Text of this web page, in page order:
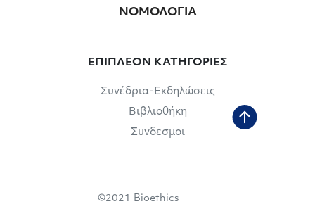
ΝΟΜΟΛΟΓΙΑ
ΕΠΙΠΛΕΟΝ ΚΑΤΗΓΟΡΙΕΣ
Συνέδρια-Εκδηλώσεις
Βιβλιοθήκη
Συνδεσμοι
©2021 Bioethics